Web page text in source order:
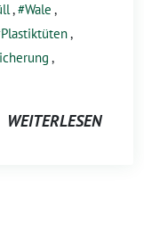
, Wale ,
Plastiktüten,
,
WEITERLESEN